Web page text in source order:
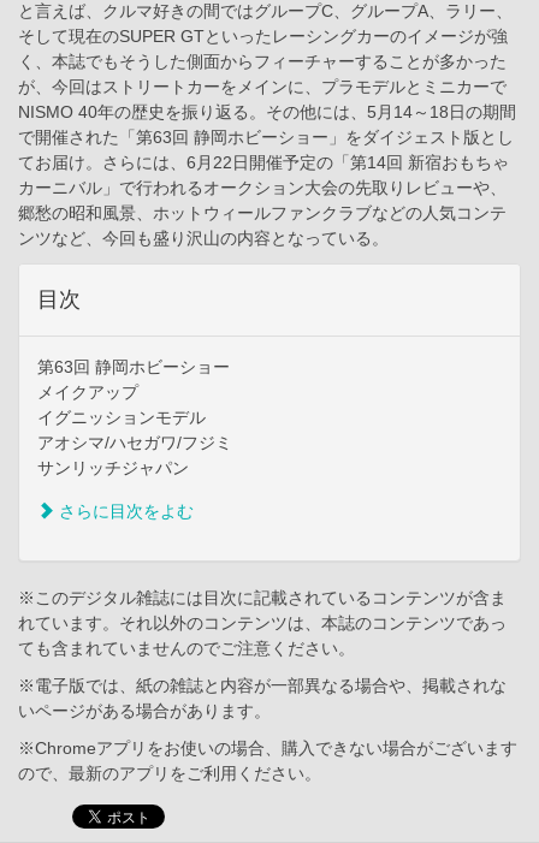
と言えば、クルマ好きの間ではグループC、グループA、ラリー、
そして現在のSUPER GTといったレーシングカーのイメージが強
く、本誌でもそうした側面からフィーチャーすることが多かった
が、今回はストリートカーをメインに、プラモデルとミニカーで
NISMO 40年の歴史を振り返る。その他には、5月14～18日の期間
で開催された「第63回 静岡ホビーショー」をダイジェスト版とし
てお届け。さらには、6月22日開催予定の「第14回 新宿おもちゃ
カーニバル」で行われるオークション大会の先取りレビューや、
郷愁の昭和風景、ホットウィールファンクラブなどの人気コンテ
ンツなど、今回も盛り沢山の内容となっている。
目次
第63回 静岡ホビーショー
メイクアップ
イグニッションモデル
アオシマ/ハセガワ/フジミ
サンリッチジャパン
さらに目次をよむ
※このデジタル雑誌には目次に記載されているコンテンツが含ま
れています。それ以外のコンテンツは、本誌のコンテンツであっ
ても含まれていませんのでご注意ください。
※電子版では、紙の雑誌と内容が一部異なる場合や、掲載されな
いページがある場合があります。
※Chromeアプリをお使いの場合、購入できない場合がございます
ので、最新のアプリをご利用ください。